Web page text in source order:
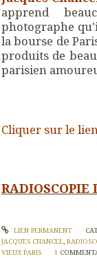
apprend
photographe
la bourse de
produits de
parisien
Cliquer sur le
RADIOSCOPIE
LIEN PERMANENT
JACQUES CHANCEL,
VIEUX PARIS
1